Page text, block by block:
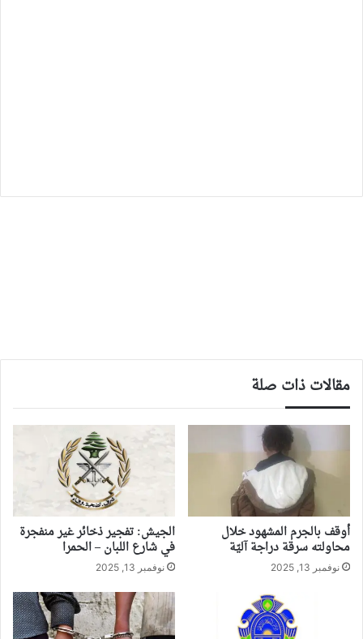
مقالات ذات صلة
أوقف بالجرم المشهود خلال
محاولته سرقة دراجة آليّة
نوفمبر 13, 2025
الجيش: تفجير ذخائر غير منفجرة
في شارع اللبان – الحمرا
نوفمبر 13, 2025